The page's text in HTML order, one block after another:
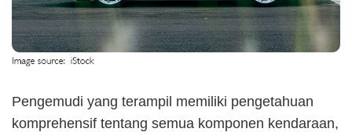
Pengemudi yang terampil memiliki pengetahuan
komprehensif tentang semua komponen kendaraan,